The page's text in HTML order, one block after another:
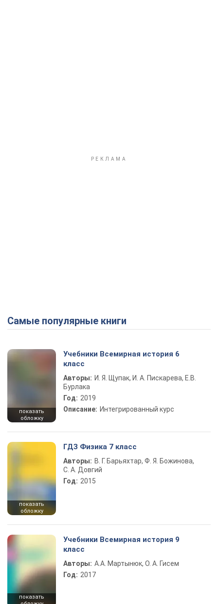
Самые популярные книги
показать
обложку
Учебники Всемирная история 6
класс
Авторы: И. Я. Щупак, И. А. Пискарева, Е.В.
Бурлака
Год: 2019
Описание: Интегрированный курс
показать
обложку
ГДЗ Физика 7 класс
Авторы: В. Г. Барьяхтар, Ф. Я. Божинова,
С. А. Довгий
Год: 2015
показать
Учебники Всемирная история 9
класс
Авторы: А.А. Мартынюк, О. А. Гисем
Год: 2017